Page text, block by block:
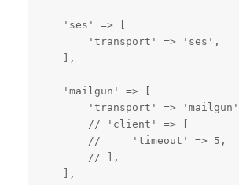
    'ses' => [
        'transport' => 'ses',
    ],
    'mailgun' => [
'transport' =>
        // 'client' => [
        //     'timeout' => 5,
        // ],
    ],